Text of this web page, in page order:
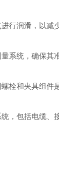
润滑，以减
统，确保其
和夹具组件
包括电缆、